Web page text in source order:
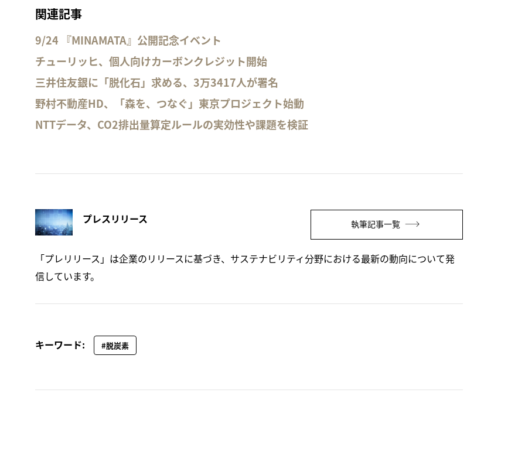
関連記事
9/24 『MINAMATA』公開記念イベント
チューリッヒ、個人向けカーボンクレジット開始
三井住友銀に「脱化石」求める、3万3417人が署名
野村不動産HD、「森を、つなぐ」東京プロジェクト始動
NTTデータ、CO2排出量算定ルールの実効性や課題を検証
プレスリリース 執筆記事一覧
「プレリリース」は企業のリリースに基づき、サステナビリティ分野における最新の動向について発
信しています。
キーワード: #脱炭素